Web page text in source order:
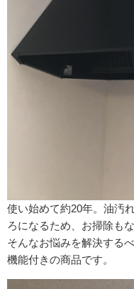
使い始めて約20年。油汚
ろになるため、お掃除も
そんなお悩みを解決する
機能付きの商品です。